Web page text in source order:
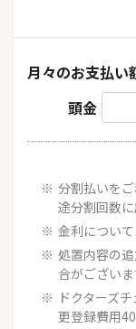
月々のお支払い
頭金
分割払いを
途分割回数に
金利につい
処置内容の
合がございま
ドクターズ
更登録費用